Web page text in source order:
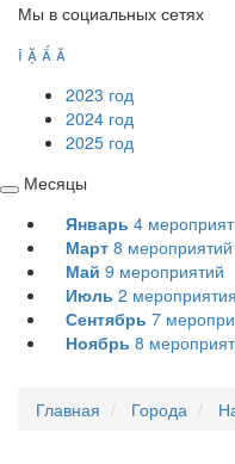
Мы в социальных сетях
   
2023 год
2024 год
2025 год
Свернуть
развернуть
Месяцы
Январь 4
Март 8 мероприятий
Май 9 мероприятий
Июль 2 мероприятия
Сентябрь 7
Ноябрь 8
Главная Города